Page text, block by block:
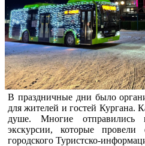
В праздничные дни было
для жителей и гостей Кургана.
душе. Многие отправились
экскурсии, которые
городского Туристско-